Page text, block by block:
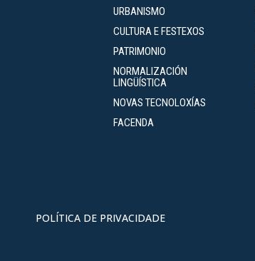
URBANISMO
CULTURA E FESTEXOS
PATRIMONIO
NORMALIZACIÓN
LINGÜÍSTICA
NOVAS TECNOLOXÍAS
FACENDA
POLÍTICA DE PRIVACIDADE